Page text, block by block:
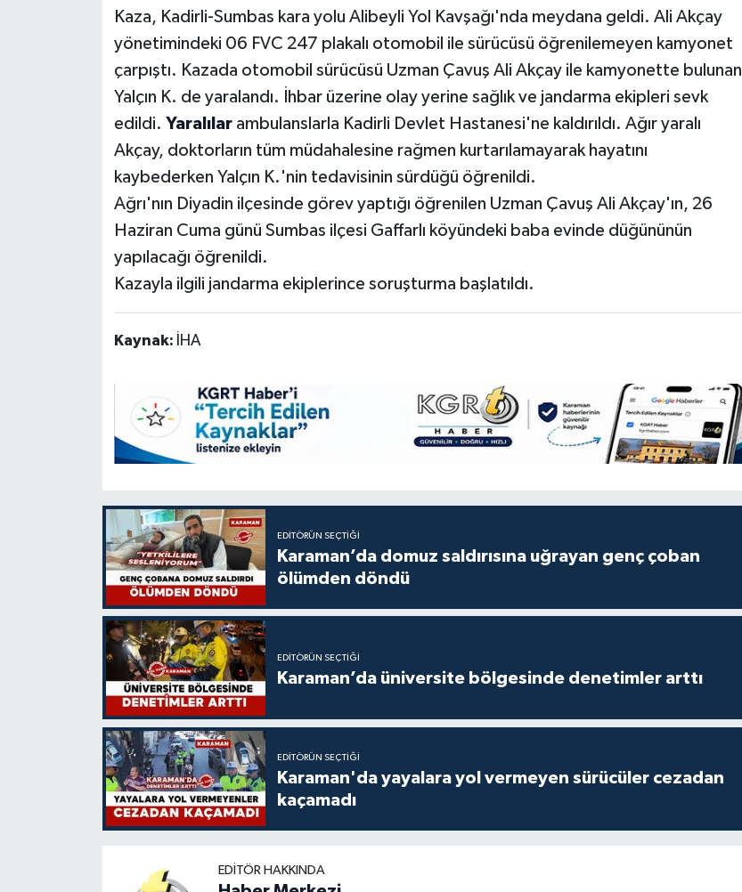
Kaza, Kadirli-Sumbas kara yolu Alibeyli Yol Kavşağı'nda meydana geldi. Ali Akçay
yönetimindeki 06 FVC 247 plakalı otomobil ile sürücüsü öğrenilemeyen kamyonet
çarpıştı. Kazada otomobil sürücüsü Uzman Çavuş Ali Akçay ile kamyonette bulunan
Yalçın K. de yaralandı. İhbar üzerine olay yerine sağlık ve jandarma ekipleri sevk
edildi. Yaralılar ambulanslarla Kadirli Devlet Hastanesi'ne kaldırıldı. Ağır yaralı
Akçay, doktorların tüm müdahalesine rağmen kurtarılamayarak hayatını
kaybederken Yalçın K.'nin tedavisinin sürdüğü öğrenildi.
Ağrı'nın Diyadin ilçesinde görev yaptığı öğrenilen Uzman Çavuş Ali Akçay'ın, 26
Haziran Cuma günü Sumbas ilçesi Gaffarlı köyündeki baba evinde düğününün
yapılacağı öğrenildi.
Kazayla ilgili jandarma ekiplerince soruşturma başlatıldı.
Kaynak: İHA
EDITÖRÜN SEÇTIĞI
Karaman’da domuz saldırısına uğrayan genç çoban
ölümden döndü
EDITÖRÜN SEÇTIĞI
Karaman’da üniversite bölgesinde denetimler arttı
EDITÖRÜN SEÇTIĞI
Karaman'da yayalara yol vermeyen sürücüler cezadan
kaçamadı
EDITÖR HAKKINDA